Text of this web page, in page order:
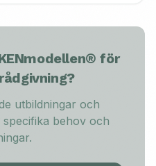
för
?
utbildningar och
behov och